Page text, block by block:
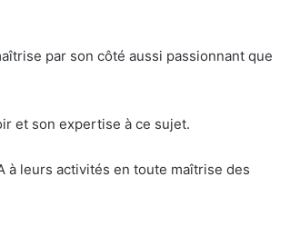
par son côté aussi passionnant que
et son expertise à ce sujet.
à leurs activités en toute maîtrise des